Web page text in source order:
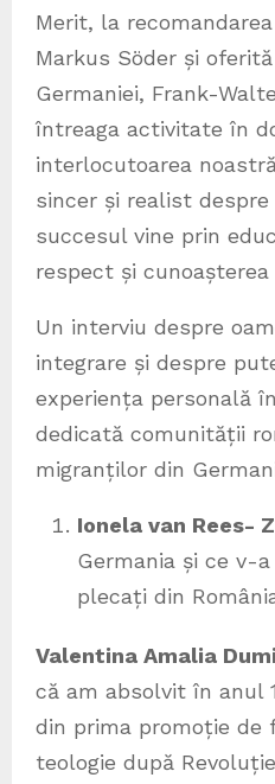
Merit, la
Markus Söder și
Germaniei, Frank-
întreaga activitate în
interlocutoarea
sincer și realist despre
succesul vine prin
respect și
Un interviu despre
integrare și despre
experiența personală
dedicată comunității
migranților din
Ionela van Rees-
Germania și ce v-
plecați din
Valentina Amalia
că am absolvit în anul
din prima promoție de
teologie după